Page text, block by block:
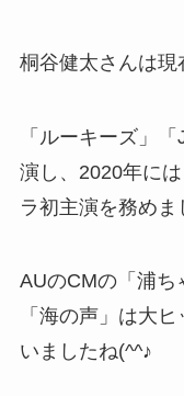
桐谷健太さんは現
「ルーキーズ」
演し、2020年に
ラ初主演を務めま
AUのCMの「浦ち
「海の声」は大
いましたね(^^♪